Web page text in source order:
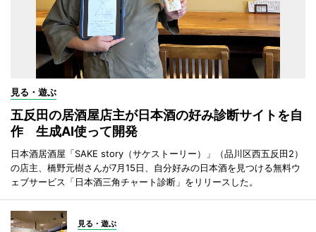
見る・遊ぶ
五反田の居酒屋店主が日本酒の好み診断サイトを自
作 生成AI使って開発
日本酒居酒屋「SAKE story（サケストーリー）」（品川区西五反田2）
の店主、橋野元樹さんが7月15日、自分好みの日本酒を見つける無料ウ
ェブサービス「日本酒三角チャート診断」をリリースした。
見る・遊ぶ